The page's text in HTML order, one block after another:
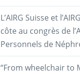
L’AIRG Suisse et
côte au congrès de
Personnels de
“From wheelchair to